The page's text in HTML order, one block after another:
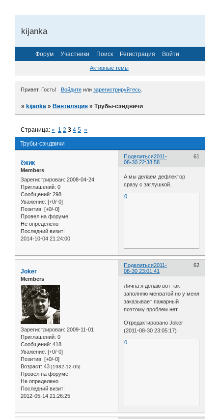
kijanka
Форум Участники Поиск Регистрация Войти
Активные темы
Привет, Гость! Войдитеили зарегистрируйтесь.
»kijanka »Вентиляция »Трубы-сэндвичи
Трубы-сэндвичи
Страница:« 1 2 3 4 5 »
Поделиться 61
2011-
08-30 22:38:58
ёжик
Members
Зарегистрирован: 2008-04-24
Приглашений: 0
Сообщений: 298
Уважение: [+0/-0]
Позитив: [+0/-0]
Провел на форуме:
Не определено
Последний визит:
2014-10-04 21:24:00
А мы делаем дефлектор
сразу с заглушкой.
0
Поделиться 62
2011-
08-30 23:01:41
Joker
Members
Зарегистрирован: 2009-11-01
Приглашений: 0
Сообщений: 418
Уважение: [+0/-0]
Позитив: [+0/-0]
Возраст: 43 [1982-12-05]
Провел на форуме:
Не определено
Последний визит:
2012-05-14 21:26:25
Лична я делаю вот так
заполняю менватой но у меня
заказывает пажарный
поэтому проблем нет.
Отредактировано Joker
(2011-08-30 23:05:17)
0